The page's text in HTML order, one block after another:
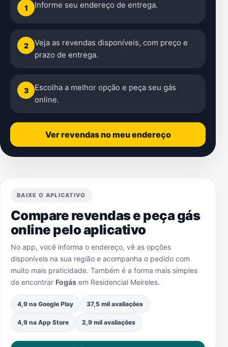
1 Informe seu endereço de entrega.
2
Veja as revendas disponíveis, com preço e
prazo de entrega.
3
Escolha a melhor opção e peça seu gás
online.
Ver revendas no meu endereço
BAIXE O APLICATIVO
Compare revendas e peça gás
online pelo aplicativo
No app, você informa o endereço, vê as opções
disponíveis na sua região e acompanha o pedido com
muito mais praticidade. Também é a forma mais simples
de encontrar Fogás em Residencial Meireles.
4,9 na Google Play 37,5 mil avaliações
4,9 na App Store 2,9 mil avaliações